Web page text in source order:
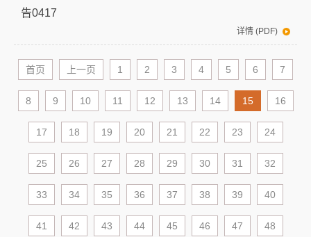
告0417
详情 (PDF)
首页 上一页 1 2 3 4 5 6 7
8 9 10 11 12 13 14 15 16
17 18 19 20 21 22 23 24
25 26 27 28 29 30 31 32
33 34 35 36 37 38 39 40
41 42 43 44 45 46 47 48